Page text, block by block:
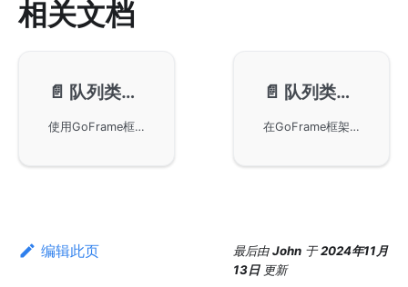
相关文档
📄️ 队列类型-基本使用
使用GoFrame框架中的gqueue组件进行基本的队列操作，包括元素的入队和出队、队列长度的获取以及队列的关闭。详细演示了通过Push和Pop方法管理队列元素，并展示了队列与glist链表的关系，确保在GoFrame框架下高效构建并发安全的程序逻辑。
📄️ 队列类型-性能测试
在GoFrame框架中gqueue与标准库channel的性能测试。通过基准测试展示了gqueue在动态存储和弹性容量上的优势，相对于channel的固定内存分配和容量限制，gqueue在创建效率和灵活性表现更佳。
编辑此页 最后由John 于2024年11月
13日 更新